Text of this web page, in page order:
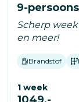
9-
Scherp
en meer!
Brandstof
1 week